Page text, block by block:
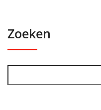
Zoeken